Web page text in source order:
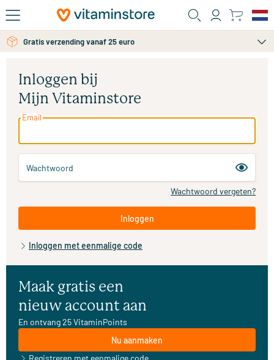
Ga naar de hoofdinhoud
Gratis verzending vanaf 25 euro
Inloggen bij
Mijn Vitaminstore
Email
Wachtwoord
Wachtwoord vergeten?
Inloggen
Inloggen met eenmalige code
Maak gratis een
nieuw account aan
En ontvang 25 VitaminPoints
Nu aanmaken
Registreren met eenmalige code